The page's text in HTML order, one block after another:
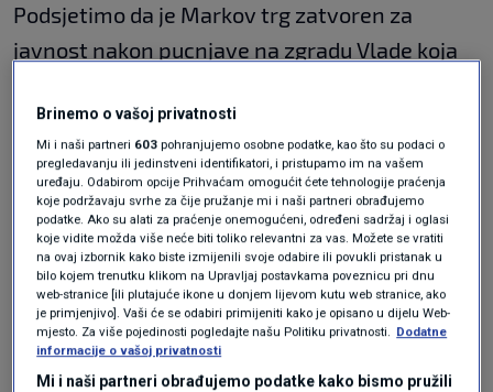
Podsjetimo da je Markov trg zatvoren za
javnost nakon pucnjave na zgradu Vlade koja
ranjen policajac.
Također, Markov trg je ograđen ogradom od tog
događaja, a tijekom prosvjeda roditelja
odgajatelja su se premiještale ograde za
potrebe prosvjeda pa nije poznato kako je
Mladi Jastreb ušao prosvjedovati u ograđeni
prostor.
Brinemo o vašoj privatnosti
Mi i naši partneri 603 pohranjujemo osobne podatke, kao što su podaci o
pregledavanju ili jedinstveni identifikatori, i pristupamo im na vašem
uređaju. Odabirom opcije Prihvaćam omogućit ćete tehnologije praćenja
koje podržavaju svrhe za čije pružanje mi i naši partneri obrađujemo
podatke. Ako su alati za praćenje onemogućeni, određeni sadržaj i oglasi
koje vidite možda više neće biti toliko relevantni za vas. Možete se vratiti
na ovaj izbornik kako biste izmijenili svoje odabire ili povukli pristanak u
bilo kojem trenutku klikom na Upravljaj postavkama poveznicu pri dnu
web-stranice [ili plutajuće ikone u donjem lijevom kutu web stranice, ako
je primjenjivo]. Vaši će se odabiri primijeniti kako je opisano u dijelu Web-
mjesto. Za više pojedinosti pogledajte našu Politiku privatnosti. Dodatne
informacije o vašoj privatnosti
Mi i naši partneri obrađujemo podatke kako bismo pružili